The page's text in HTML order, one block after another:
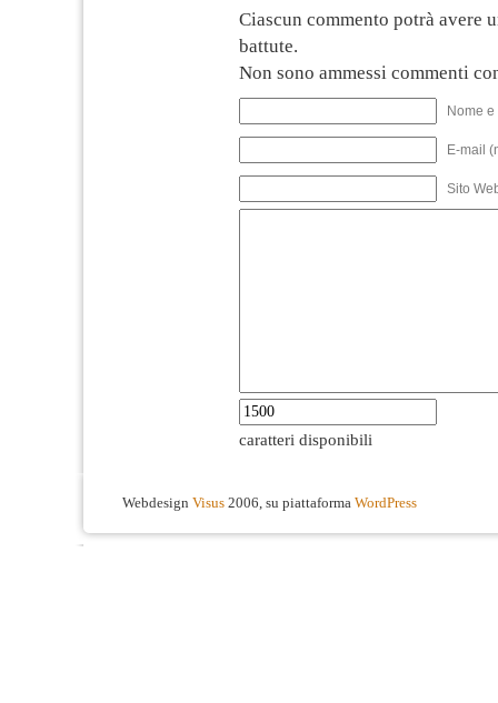
Ciascun commento potrà avere
battute.
Non sono ammessi commenti
Nome
E-mail
Sito
caratteri disponibili
Webdesign Visus 2006, su piattaforma WordPress